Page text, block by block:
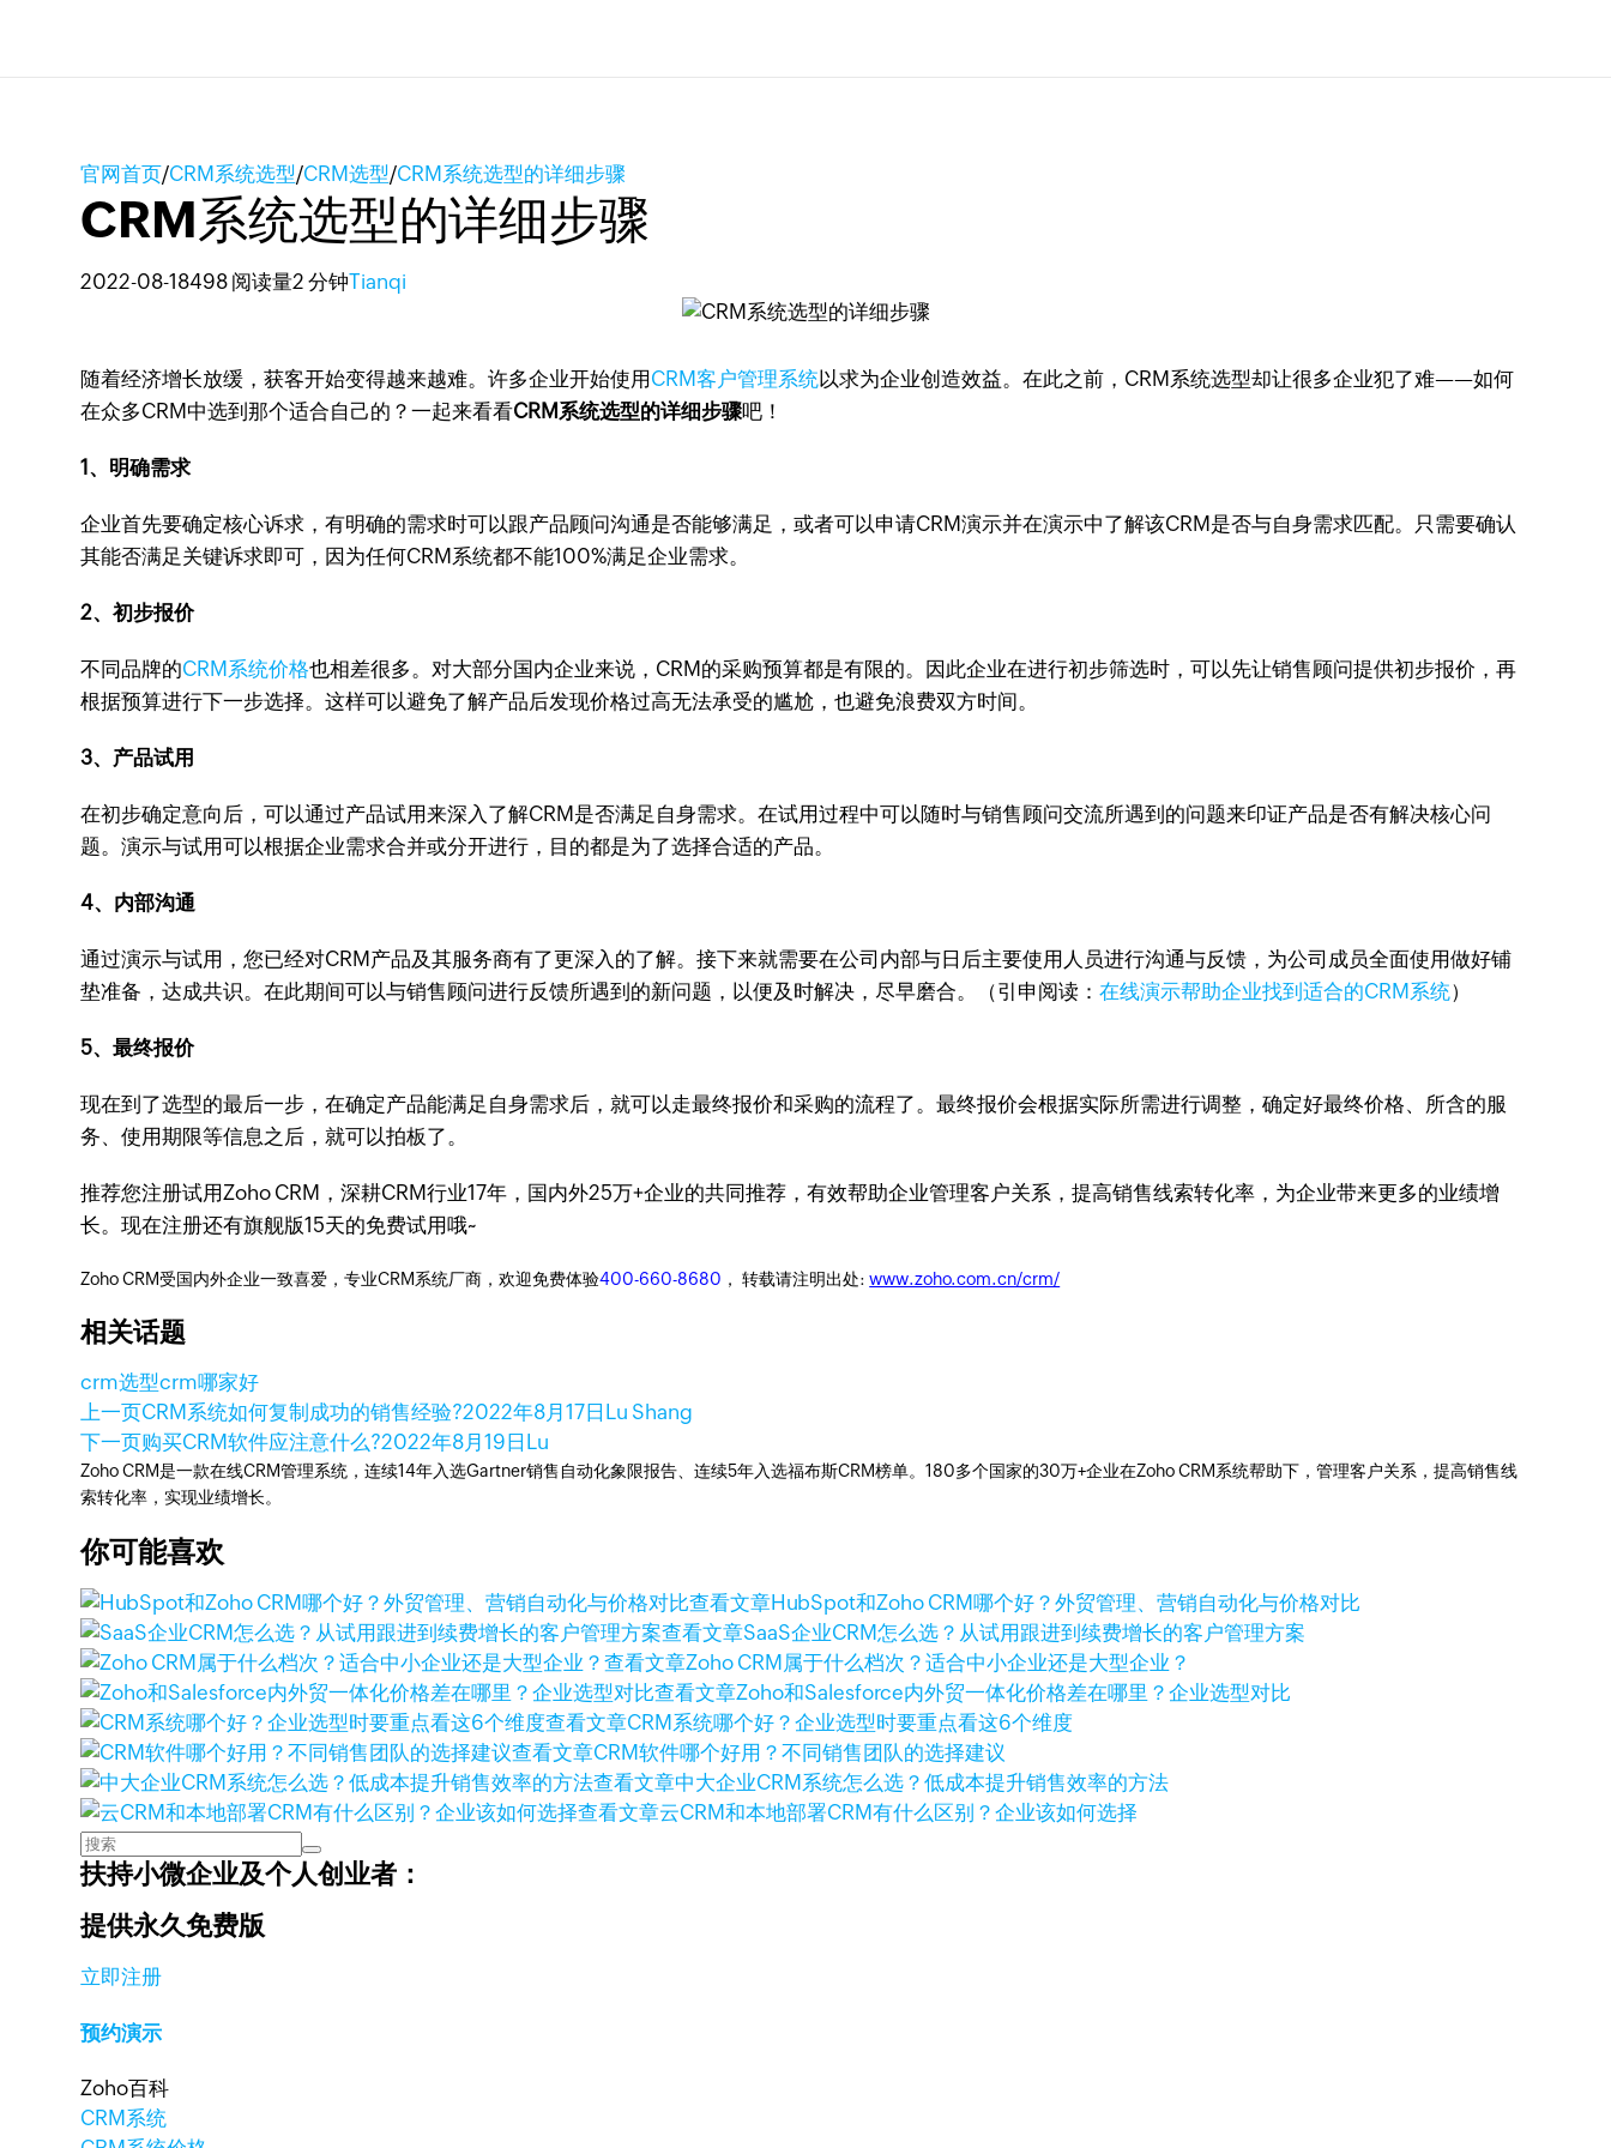
官网首页/CRM系统选型/CRM选型/CRM系统选型的详细步骤
CRM系统选型的详细步骤
2022-08-18498 阅读量2 分钟Tianqi
随着经济增长放缓，获客开始变得越来越难。许多企业开始使用 CRM客户管理系统以求为企业创造效益。在此之前，CRM系统选型却让很多企业犯了难——如何
在众多CRM中选到那个适合自己的？一起来看看CRM系统选型的详细步骤吧！
1、明确需求
企业首先要确定核心诉求，有明确的需求时可以跟产品顾问沟通是否能够满足，或者可以申请CRM演示并在演示中了解该CRM是否与自身需求匹配。只需要确认
其能否满足关键诉求即可，因为任何CRM系统都不能100%满足企业需求。
2、初步报价
不同品牌的CRM系统价格也相差很多。对大部分国内企业来说，CRM的采购预算都是有限的。因此企业在进行初步筛选时，可以先让销售顾问提供初步报价，再
根据预算进行下一步选择。这样可以避免了解产品后发现价格过高无法承受的尴尬，也避免浪费双方时间。
3、产品试用
在初步确定意向后，可以通过产品试用来深入了解CRM是否满足自身需求。在试用过程中可以随时与销售顾问交流所遇到的问题来印证产品是否有解决核心问
题。演示与试用可以根据企业需求合并或分开进行，目的都是为了选择合适的产品。
4、内部沟通
通过演示与试用，您已经对CRM产品及其服务商有了更深入的了解。接下来就需要在公司内部与日后主要使用人员进行沟通与反馈，为公司成员全面使用做好铺
垫准备，达成共识。在此期间可以与销售顾问进行反馈所遇到的新问题，以便及时解决，尽早磨合。（引申阅读：在线演示帮助企业找到适合的CRM系统）
5、最终报价
现在到了选型的最后一步，在确定产品能满足自身需求后，就可以走最终报价和采购的流程了。最终报价会根据实际所需进行调整，确定好最终价格、所含的服
务、使用期限等信息之后，就可以拍板了。
推荐您注册试用Zoho CRM，深耕CRM行业17年，国内外25万+企业的共同推荐，有效帮助企业管理客户关系，提高销售线索转化率，为企业带来更多的业绩增
长。现在注册还有旗舰版15天的免费试用哦~
Zoho CRM受国内外企业一致喜爱，专业CRM系统厂商，欢迎免费体验400-660-8680 ， 转载请注明出处:www.zoho.com.cn/crm/
相关话题
crm选型crm哪家好
上一页CRM系统如何复制成功的销售经验?2022年8月17日 Lu Shang
下一页购买CRM软件应注意什么?2022年8月19日 Lu
Zoho CRM是一款在线CRM管理系统，连续14年入选Gartner销售自动化象限报告、连续5年入选福布斯CRM榜单。180多个国家的30万+企业在Zoho CRM系统帮助下，管理客户关系，提高销售线
索转化率，实现业绩增长。
你可能喜欢
查看文章HubSpot和Zoho CRM哪个好？外贸管理、营销自动化与价格对比
查看文章SaaS企业CRM怎么选？从试用跟进到续费增长的客户管理方案
查看文章Zoho CRM属于什么档次？适合中小企业还是大型企业？
查看文章Zoho和Salesforce内外贸一体化价格差在哪里？企业选型对比
查看文章CRM系统哪个好？企业选型时要重点看这6个维度
查看文章CRM软件哪个好用？不同销售团队的选择建议
查看文章中大企业CRM系统怎么选？低成本提升销售效率的方法
查看文章云CRM和本地部署CRM有什么区别？企业该如何选择
扶持小微企业及个人创业者：
提供永久免费版
立即注册
预约演示
Zoho百科
CRM系统